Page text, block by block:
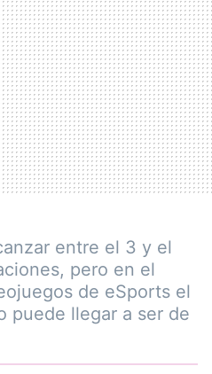
entre el 3 y el
pero en el
de eSports el
puede llegar a ser de